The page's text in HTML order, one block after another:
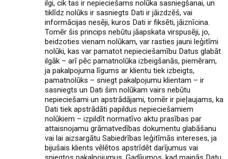
ilgi, cik tas ir nepieciešams nolūka sasniegšanai, un
tiklīdz nolūks ir sasniegts Dati ir jāizdzēš, vai
informācijas nesēji, kuros Dati ir fiksēti, jāiznīcina.
Tomēr šis princips nebūtu jāapskata virspusēji, jo,
beidzoties vienam nolūkam, var rasties jauni leģitīmi
nolūki, kas var pamatot nepieciešamību Datus glabāt
ilgāk – arī pēc pamatnolūka izbeigšanās, piemēram,
ja pakalpojuma līgums ar klientu tiek izbeigts,
pamatnolūks – sniegt pakalpojumu klientam – ir
sasniegts un Dati šim nolūkam vairs nebūtu
nepieciešami un apstrādājami, tomēr ir pieļaujams, ka
Dati tiek apstrādāti papildus nepieciešamiem
nolūkiem – izpildīt normatīvo aktu prasības par
attaisnojamu grāmatvedības dokumentu glabāšanu
vai lai aizsargātu Sabiedrības leģitīmās intereses, ja
bijušais klients vēlētos apstrīdēt darījumus vai